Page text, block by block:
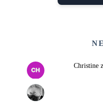
Christine